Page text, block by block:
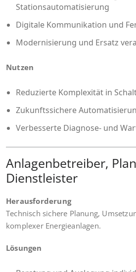
Stationsautomatisierung
Digitale Kommunikation und
Modernisierung und Ersatz
Nutzen
Reduzierte Komplexität in
Zukunftssichere
Verbesserte Diagnose- und
Anlagenbetreiber,
Dienstleister
Herausforderung
Technisch sichere Planung,
komplexer Energieanlagen.
Lösungen